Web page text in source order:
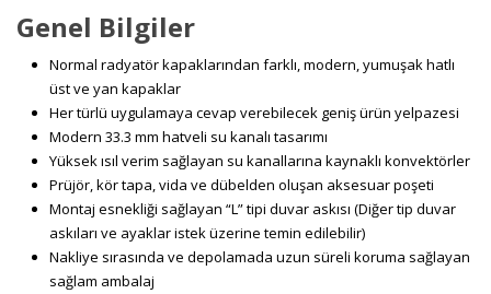
Genel Bilgiler
Normal radyatör kapaklarından farklı, modern, yumuşak hatlı
üst ve yan kapaklar
Her türlü uygulamaya cevap verebilecek geniş ürün yelpazesi
Modern 33.3 mm hatveli su kanalı tasarımı
Yüksek ısıl verim sağlayan su kanallarına kaynaklı konvektörler
Prüjör, kör tapa, vida ve dübelden oluşan aksesuar poşeti
Montaj esnekliği sağlayan “L” tipi duvar askısı (Diğer tip duvar
askıları ve ayaklar istek üzerine temin edilebilir)
Nakliye sırasında ve depolamada uzun süreli koruma sağlayan
sağlam ambalaj